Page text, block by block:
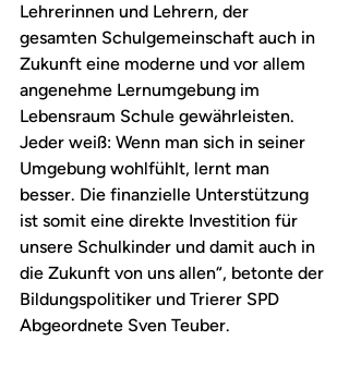
Lehrerinnen und Lehrern, der
gesamten Schulgemeinschaft auch in
Zukunft eine moderne und vor allem
angenehme Lernumgebung im
Lebensraum Schule gewährleisten.
Jeder weiß: Wenn man sich in seiner
Umgebung wohlfühlt, lernt man
besser. Die finanzielle Unterstützung
ist somit eine direkte Investition für
unsere Schulkinder und damit auch in
die Zukunft von uns allen“, betonte der
Bildungspolitiker und Trierer SPD
Abgeordnete Sven Teuber.